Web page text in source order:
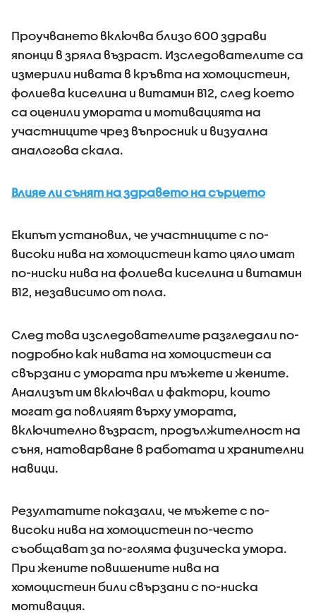
Проучването включва близо 600 здрави
японци в зряла възраст. Изследователите са
измерили нивата в кръвта на хомоцистеин,
фолиева киселина и витамин B12, след което
са оценили умората и мотивацията на
участниците чрез въпросник и визуална
аналогова скала.
Влияе ли сънят на здравето на сърцето
Екипът установил, че участниците с по-
високи нива на хомоцистеин като цяло имат
по-ниски нива на фолиева киселина и витамин
B12, независимо от пола.
След това изследователите разгледали по-
подробно как нивата на хомоцистеин са
свързани с умората при мъжете и жените.
Анализът им включвал и фактори, които
могат да повлияят върху умората,
включително възраст, продължителност на
съня, натоварване в работата и хранителни
навици.
Резултатите показали, че мъжете с по-
високи нива на хомоцистеин по-често
съобщават за по-голяма физическа умора.
При жените повишените нива на
хомоцистеин били свързани с по-ниска
мотивация.